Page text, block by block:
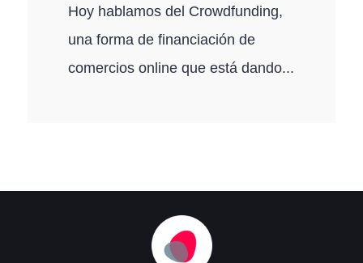
Hoy hablamos del Crowdfunding,
una forma de financiación de
comercios online que está dando...